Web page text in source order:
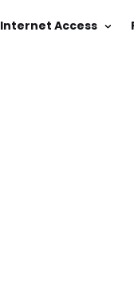
Internet Access